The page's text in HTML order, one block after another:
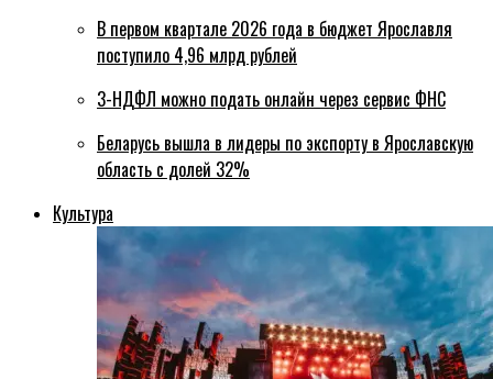
В первом квартале 2026 года в бюджет Ярославля
поступило 4,96 млрд рублей
3-НДФЛ можно подать онлайн через сервис ФНС
Беларусь вышла в лидеры по экспорту в Ярославскую
область с долей 32%
Культура